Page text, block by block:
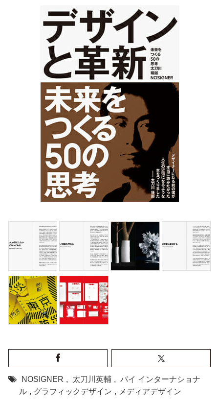
NOSIGNER , 太刀川英輔 , パイ インターナショナ
ル , グラフィックデザイン , メディアデザイン